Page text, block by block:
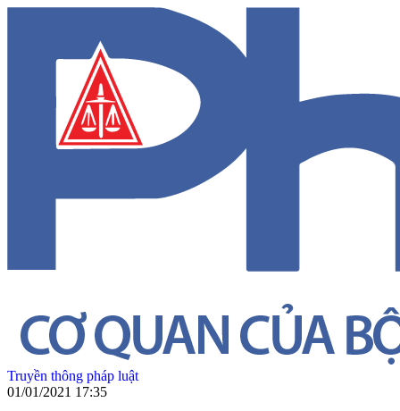
Truyền thông pháp luật
01/01/2021 17:35